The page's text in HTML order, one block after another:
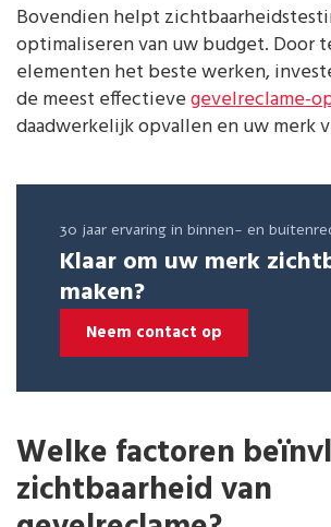
Bovendien helpt
optimaliseren van uw budget. Door
elementen het beste werken,
de meest effectievegevelreclame-
daadwerkelijk opvallen en uw merk
30 jaar ervaring in binnen- en
Klaar om uw merk
maken?
Neem contact op
Welke factoren
zichtbaarheid van